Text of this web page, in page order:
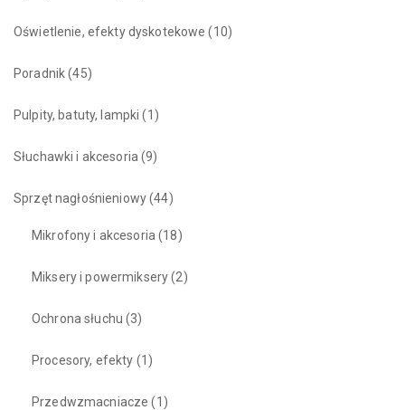
Oświetlenie, efekty dyskotekowe (10)
Poradnik(45)
Pulpity, batuty, lampki (1)
Słuchawki i akcesoria (9)
Sprzęt nagłośnieniowy(44)
Mikrofony i akcesoria (18)
Miksery i powermiksery(2)
Ochrona słuchu (3)
Procesory, efekty (1)
Przedwzmacniacze (1)